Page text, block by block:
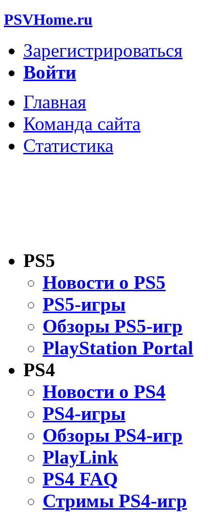
PSVHome.ru
Зарегистрироваться
Войти
Главная
Команда сайта
Статистика
PS5
Новости о PS5
PS5-игры
Обзоры PS5-игр
PlayStation Portal
PS4
Новости о PS4
PS4-игры
Обзоры PS4-игр
PlayLink
PS4 FAQ
Стримы PS4-игр